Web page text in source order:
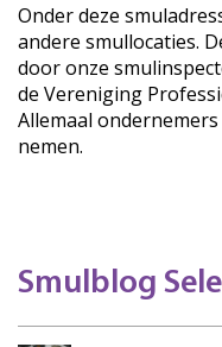
Onder deze
andere smullocaties.
door onze
de Vereniging
Allemaal
nemen.
Smulblog